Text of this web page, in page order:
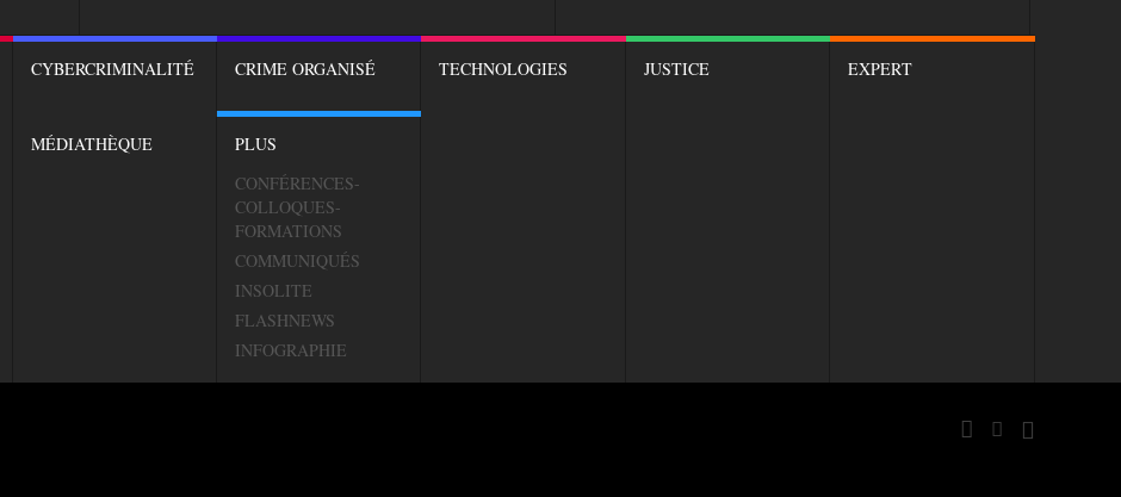
CYBERCRIMINALITÉ CRIME ORGANISÉ TECHNOLOGIES JUSTICE EXPERT
MÉDIATHÈQUE
PLUS
CONFÉRENCES-
COLLOQUES-
FORMATIONS
COMMUNIQUÉS
INSOLITE
FLASHNEWS
INFOGRAPHIE